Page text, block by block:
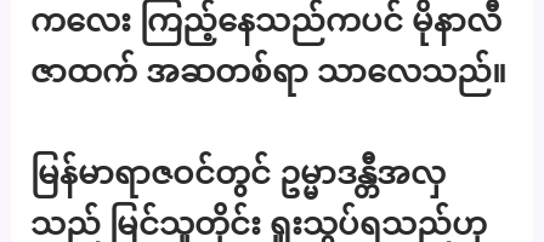
ကလေး ကြည့်နေသည်ကပင် မိုနာလီ
ဇာထက် အဆတစ်ရာ သာလေသည်။
မြန်မာရာဇဝင်တွင် ဥမ္မာဒန္တီအလှ
သည် မြင်သူတိုင်း ရူးသွပ်ရသည်ဟု